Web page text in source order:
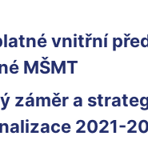
vnitřní
MŠMT
záměr a
2021-